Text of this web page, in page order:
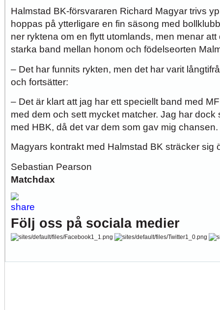
Halmstad BK-försvararen Richard Magyar trivs
hoppas på ytterligare en fin säsong med
ner ryktena om en flytt utomlands, men menar
starka band mellan honom och födelseorten
– Det har funnits rykten, men det har varit
och fortsätter:
– Det är klart att jag har ett speciellt band med
med dem och sett mycket matcher. Jag har dock
med HBK, då det var dem som gav mig chansen.
Magyars kontrakt med Halmstad BK sträcker sig
Sebastian Pearson
Matchdax
Följ oss på sociala medier